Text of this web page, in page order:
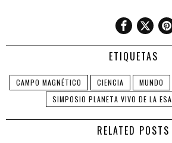
ETIQUETAS
CAMPO MAGNÉTICO CIENCIA MUNDO
SIMPOSIO PLANETA VIVO DE LA ESA
RELATED POSTS